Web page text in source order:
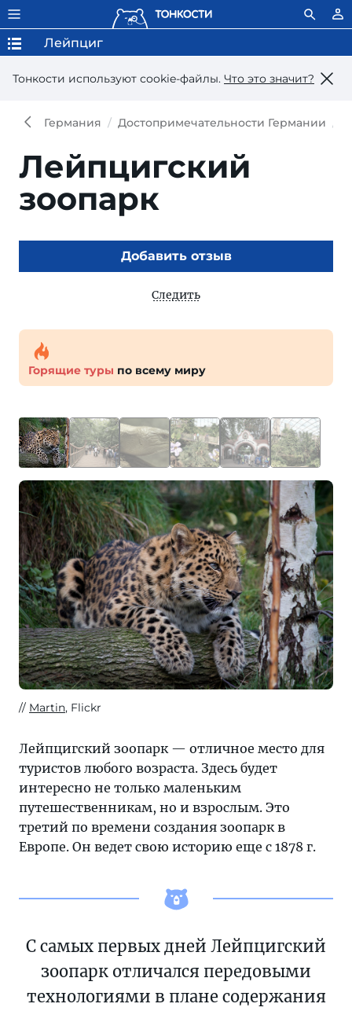
Тонкости используют сookie-файлы. Что это значит?
Лейпциг
Германия Достопримечательности Германии
Лейпцигский
зоопарк
Добавить отзыв
Следить
Горящие туры по всему миру
Martin, Flickr
Лейпцигский зоопарк — отличное место для
туристов любого возраста. Здесь будет
интересно не только маленьким
путешественникам, но и взрослым. Это
третий по времени создания зоопарк в
Европе. Он ведет свою историю еще с 1878 г.
С самых первых дней Лейпцигский
зоопарк отличался передовыми
технологиями в плане содержания